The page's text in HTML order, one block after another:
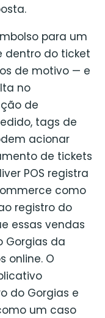
para um
dentro do ticket
de motivo — e
no
de
tags de
acionar
de tickets
POS registra
como
registro do
essas vendas
Gorgias da
online. O
do Gorgias e
um caso